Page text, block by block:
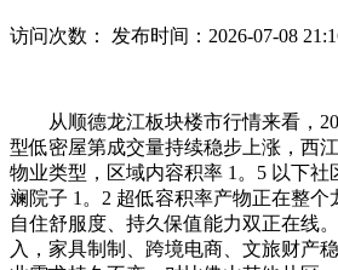
访问次数： 发布时间：2026-07-08
从顺德龙江板块楼市行情来看，
型低密屋第成交量持续稳步上涨，西
物业类型，区域内容积率 1。5 以下社
斓院子 1。2 超低容积率产物正在整个
自住舒服度、持久保值能力双正在线
入，家具制制、跨境电商、文旅财产